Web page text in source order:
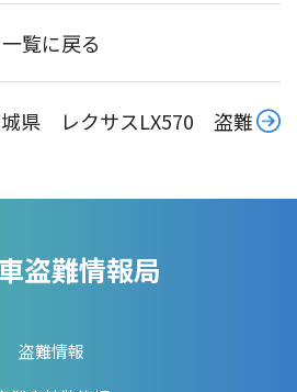
一覧に戻る
県 レクサスLX570 盗難
盗難情報局
盗難情報